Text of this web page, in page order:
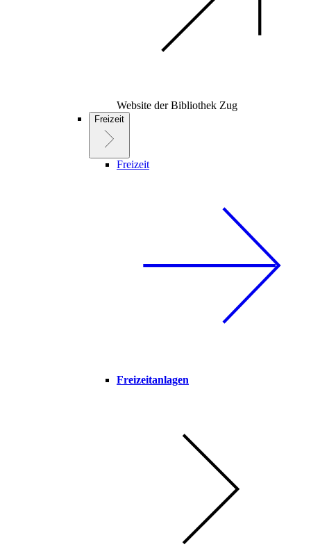
Website der Bibliothek Zug
Freizeit
Freizeit
Freizeitanlagen